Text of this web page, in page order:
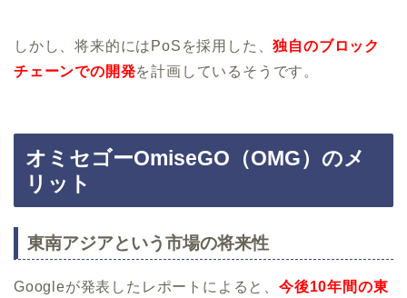
しかし、将来的にはPoSを採用した、独自のブロック
チェーンでの開発を計画しているそうです。
オミセゴーOmiseGO（OMG）のメ
リット
東南アジアという市場の将来性
Googleが発表したレポートによると、 今後10年間の東